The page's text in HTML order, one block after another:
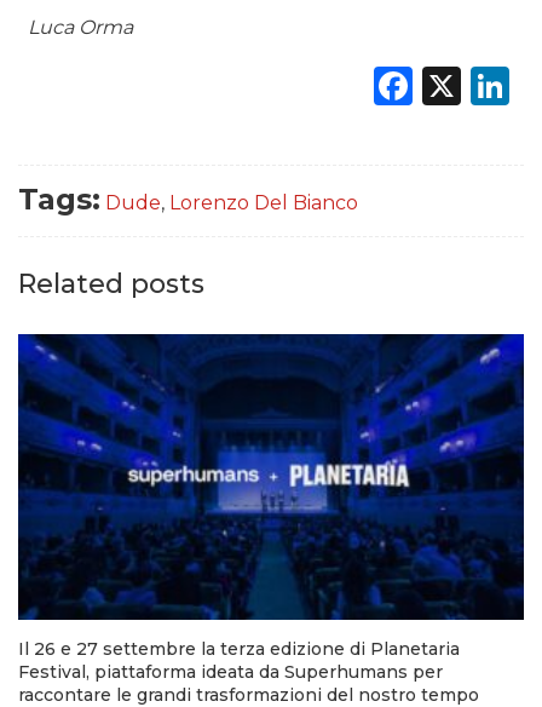
Luca Orma
X
Tags: Dude, Lorenzo Del Bianco
Related posts
Il 26 e 27 settembre la terza edizione di Planetaria
Festival, piattaforma ideata da Superhumans per
raccontare le grandi trasformazioni del nostro tempo